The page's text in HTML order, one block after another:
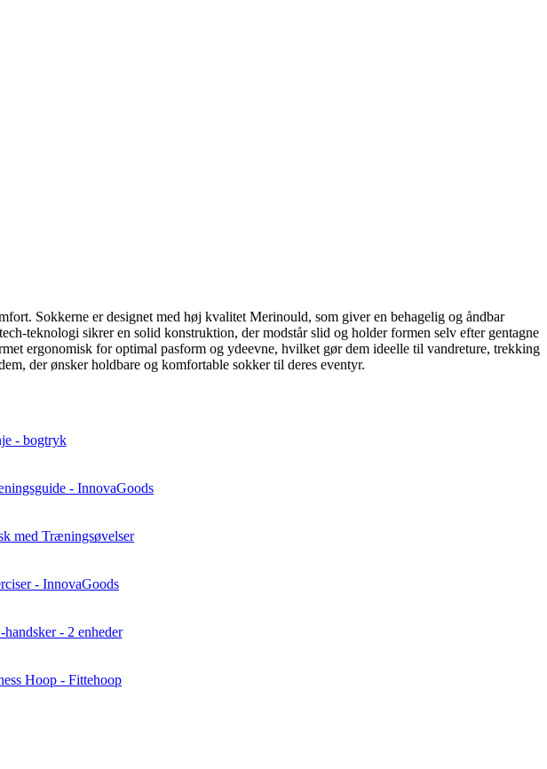
Sokkerne er designet med høj kvalitet Merinould, som giver en behagelig og åndbar
teknologi sikrer en solid konstruktion, der modstår slid og holder formen selv efter gentagne
ergonomisk for optimal pasform og ydeevne, hvilket gør dem ideelle til vandreture, trekking
der ønsker holdbare og komfortable sokker til deres eventyr.